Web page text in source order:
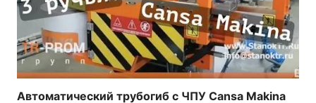
Автоматический трубогиб с ЧПУ Cansa Makina